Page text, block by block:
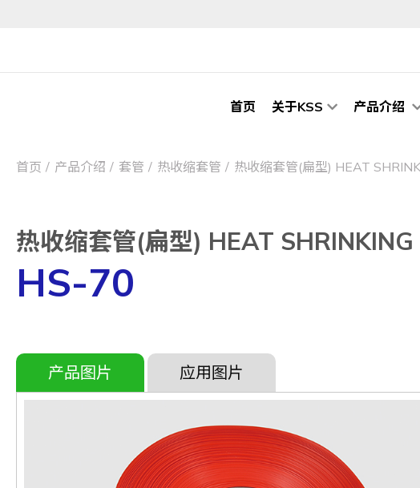
首页 关于KSS 产品介绍
首页 产品介绍 套管 热收缩套管 热收缩套管(扁型) HEAT
热收缩套管(扁型) HEAT SHRINKING
HS-70
产品图片 应用图片